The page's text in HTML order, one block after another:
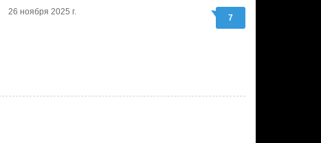
26 ноября 2025 г.
7